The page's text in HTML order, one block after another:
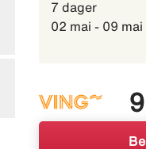
11 395
NOK/voksen
7 dager
02 mai - 09 mai